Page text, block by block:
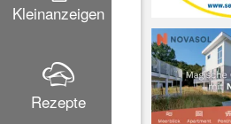
Am vergangenen Freitag
Bild:
Kleinanzeigen
Rezepte